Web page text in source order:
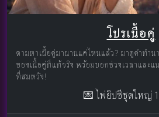
โปรเนื้อคู่
ตามหาเนื้อคู่มานานแค่ไหนแล้ว? มาดูคำทำ
ของเนื้อคู่ที่แท้จริง พร้อมบอกช่วงเวลาและแ
ที่สมหวัง!
💌 ไพ่ยิปซีชุดใหญ่